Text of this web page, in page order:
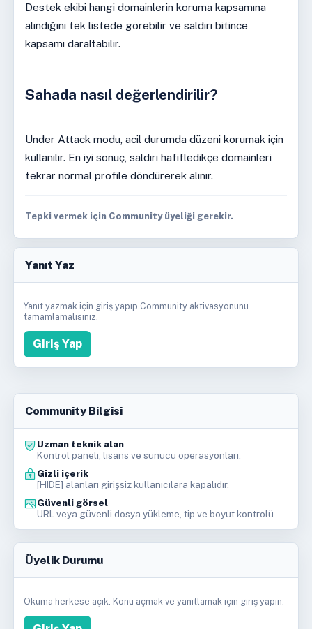
Destek ekibi hangi domainlerin koruma kapsamına
alındığını tek listede görebilir ve saldırı bitince
kapsamı daraltabilir.
Sahada nasıl değerlendirilir?
Under Attack modu, acil durumda düzeni korumak için
kullanılır. En iyi sonuç, saldırı hafifledikçe domainleri
tekrar normal profile döndürerek alınır.
Tepki vermek için Community üyeliği gerekir.
Yanıt Yaz
Yanıt yazmak için giriş yapıp Community aktivasyonunu
tamamlamalısınız.
Giriş Yap
Community Bilgisi
Uzman teknik alan
Kontrol paneli, lisans ve sunucu operasyonları.
Gizli içerik
[HIDE] alanları girişsiz kullanıcılara kapalıdır.
Güvenli görsel
URL veya güvenli dosya yükleme, tip ve boyut kontrolü.
Üyelik Durumu
Okuma herkese açık. Konu açmak ve yanıtlamak için giriş yapın.